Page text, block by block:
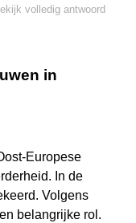
volledig antwoord
in
Europese
In de
Volgens
belangrijke rol.